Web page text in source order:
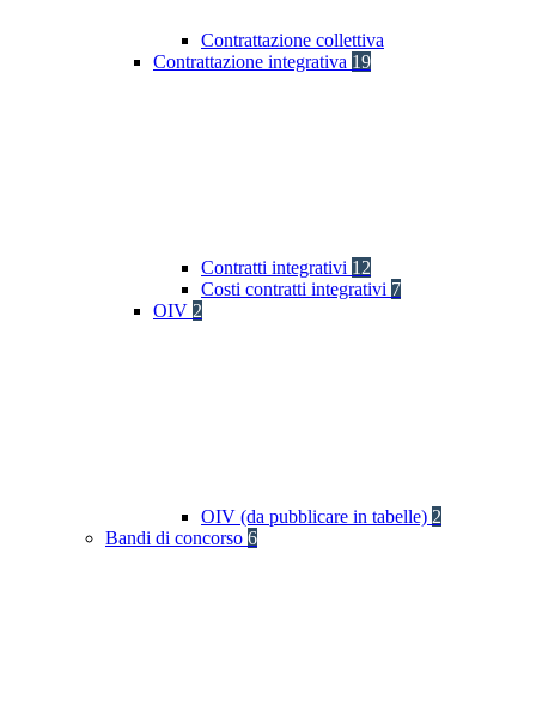
Contrattazione collettiva
Contrattazione integrativa 19
Contratti integrativi 12
Costi contratti integrativi 7
OIV 2
OIV (da pubblicare in tabelle) 2
Bandi di concorso 6